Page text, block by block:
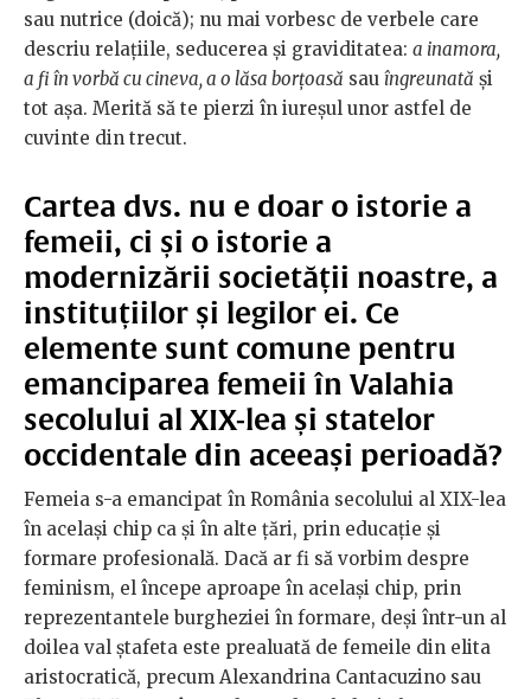
sau nutrice (doică); nu mai vorbesc de verbele care
descriu relațiile, seducerea și graviditatea: a inamora,
a fi în vorbă cu cineva, a o lăsa borțoasă sau îngreunată și
tot așa. Merită să te pierzi în iureșul unor astfel de
cuvinte din trecut.
Cartea dvs. nu e doar o istorie a
femeii, ci și o istorie a
modernizării societății noastre, a
instituțiilor și legilor ei. Ce
elemente sunt comune pentru
emanciparea femeii în Valahia
secolului al XIX-lea și statelor
occidentale din aceeași perioadă?
Femeia s-a emancipat în România secolului al XIX-lea
în același chip ca și în alte țări, prin educație și
formare profesională. Dacă ar fi să vorbim despre
feminism, el începe aproape în același chip, prin
reprezentantele burgheziei în formare, deși într-un al
doilea val ștafeta este prealuată de femeile din elita
aristocratică, precum Alexandrina Cantacuzino sau